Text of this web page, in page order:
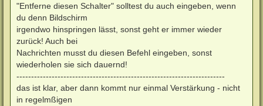
"Entferne diesen Schalter" solltest du auch eingeben, wenn
du denn Bildschirm
irgendwo hinspringen lässt, sonst geht er immer wieder
zurück! Auch bei
Nachrichten musst du diesen Befehl eingeben, sonst
wiederholen sie sich dauernd!
-----------------------------------------------------------------------
das ist klar, aber dann kommt nur einmal Verstärkung - nicht
in regelmßigen